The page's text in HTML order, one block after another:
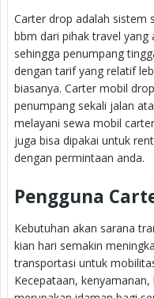
Carter drop adalah sistem
bbm dari pihak travel yang
sehingga penumpang
dengan tarif yang relatif
biasanya. Carter mobil
penumpang sekali jalan
melayani sewa mobil
juga bisa dipakai untuk
dengan permintaan anda.
Pengguna
Kebutuhan akan sarana
kian hari semakin
transportasi untuk
Kecepataan,